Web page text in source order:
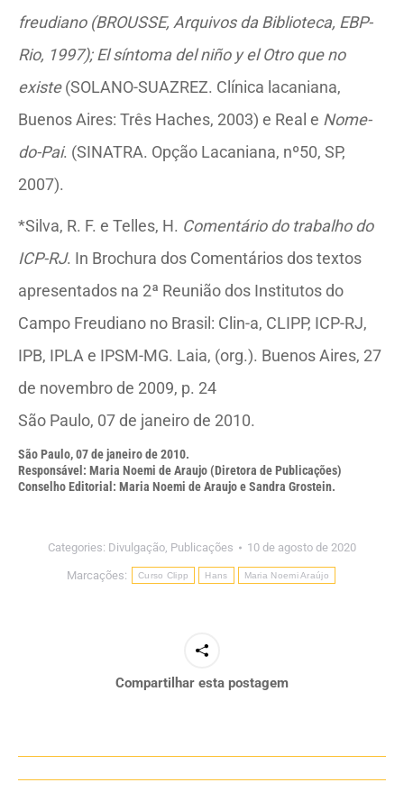
freudiano (BROUSSE, Arquivos da Biblioteca, EBP-
Rio, 1997); El síntoma del niño y el Otro que no
existe(SOLANO-SUAZREZ. Clínica lacaniana,
Buenos Aires: Três Haches, 2003) e Real e Nome-
do-Pai. (SINATRA. Opção Lacaniana, nº50, SP,
2007).
*Silva, R. F. e Telles, H. Comentário do trabalho do
ICP-RJ. In Brochura dos Comentários dos textos
apresentados na 2ª Reunião dos Institutos do
Campo Freudiano no Brasil: Clin-a, CLIPP, ICP-RJ,
IPB, IPLA e IPSM-MG. Laia, (org.). Buenos Aires, 27
de novembro de 2009, p. 24
São Paulo, 07 de janeiro de 2010.
São Paulo, 07 de janeiro de 2010.
Responsável: Maria Noemi de Araujo (Diretora de Publicações)
Conselho Editorial: Maria Noemi de Araujo e Sandra Grostein.
Categories: Divulgação, Publicações 10 de agosto de 2020
Marcações: Curso Clipp Hans Maria Noemi Araújo
Compartilhar esta postagem
Navegação